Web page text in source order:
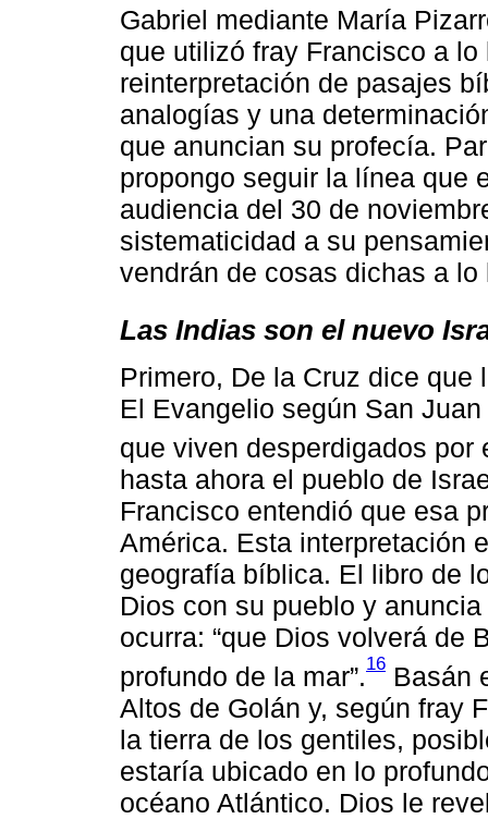
Gabriel mediante María
que utilizó fray Francisco a
reinterpretación de pasajes
analogías y una
que anuncian su profecía.
propongo seguir la línea que
audiencia del 30 de
sistematicidad a su
vendrán de cosas dichas a
Las Indias son el nuevo
Primero, De la Cruz dice
El Evangelio según San
que viven desperdigados por
hasta ahora el pueblo de
Francisco entendió que esa
América. Esta interpretación
geografía bíblica. El libro de
Dios con su pueblo y
ocurra: “que Dios volverá de
profundo de la mar”.16 Basán
Altos de Golán y, según fray
la tierra de los gentiles,
estaría ubicado en lo
océano Atlántico. Dios le